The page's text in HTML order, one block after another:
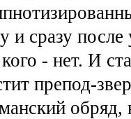
и сразу после
кого - нет. И
препод-
обряд,